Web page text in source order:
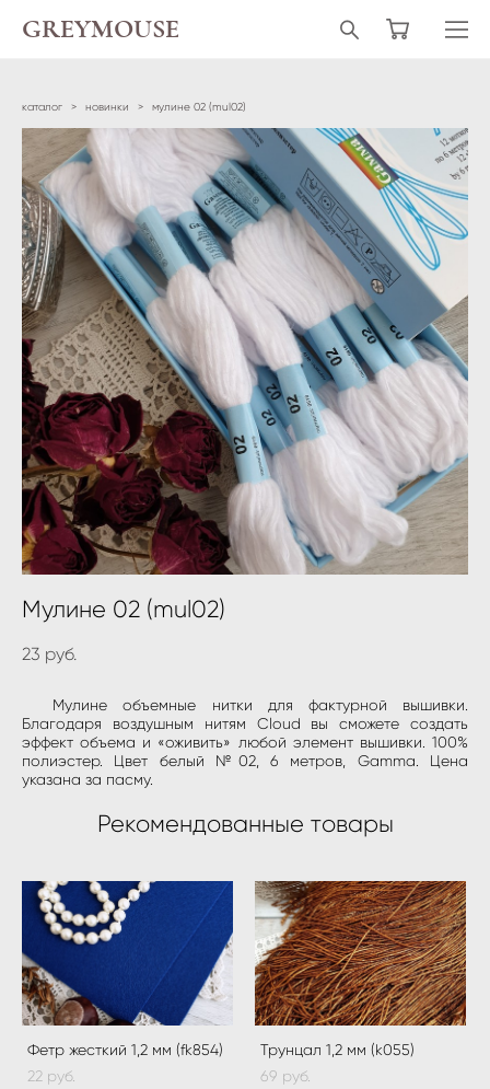
GREYMOUSE
каталог > новинки > мулине 02 (mul02)
Мулине 02 (mul02)
23 pуб.
Мулине объемные нитки для фактурной вышивки.
Благодаря воздушным нитям Cloud вы сможете создать
эффект объема и «оживить» любой элемент вышивки. 100%
полиэстер. Цвет белый №02, 6 метров, Gamma. Цена
указана за пасму.
Рекомендованные товары
Фетр жесткий 1,2 мм (fk854)
22 pуб.
Трунцал 1,2 мм (k055)
69 pуб.